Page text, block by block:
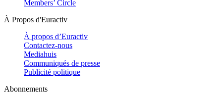
Members’ Circle
À Propos d'Euractiv
À propos d’Euractiv
Contactez-nous
Mediahuis
Communiqués de presse
Publicité politique
Abonnements